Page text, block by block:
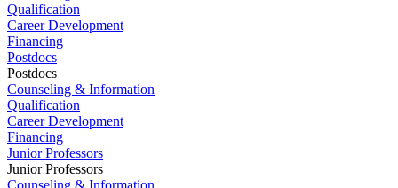
Qualification
Career Development
Financing
Postdocs
Postdocs
Counseling & Information
Qualification
Career Development
Financing
Junior Professors
Junior Professors
Counseling & Information